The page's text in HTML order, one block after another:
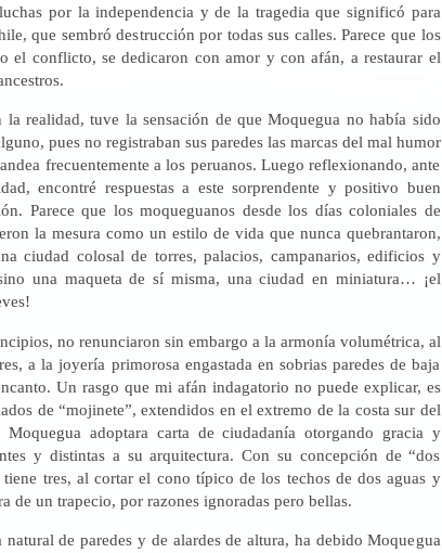
por la independencia y de la tragedia que significó para
que sembró destrucción por todas sus calles. Parece que los
el conflicto, se dedicaron con amor y con afán, a restaurar el
la realidad, tuve la sensación de que Moquegua no había sido
pues no registraban sus paredes las marcas del mal humor
frecuentemente a los peruanos. Luego reflexionando, ante
encontré respuestas a este sorprendente y positivo buen
Parece que los moqueguanos desde los días coloniales de
la mesura como un estilo de vida que nunca quebrantaron,
ciudad colosal de torres, palacios, campanarios, edificios y
una maqueta de sí misma, una ciudad en miniatura… ¡el
no renunciaron sin embargo a la armonía volumétrica, al
a la joyería primorosa engastada en sobrias paredes de baja
Un rasgo que mi afán indagatorio no puede explicar, es
de “mojinete”, extendidos en el extremo de la costa sur del
Moquegua adoptara carta de ciudadanía otorgando gracia y
y distintas a su arquitectura. Con su concepción de “dos
tiene tres, al cortar el cono típico de los techos de dos aguas y
de un trapecio, por razones ignoradas pero bellas.
natural de paredes y de alardes de altura, ha debido Moquegua